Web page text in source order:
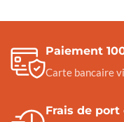
Paiement
Carte bancaire
Frais de